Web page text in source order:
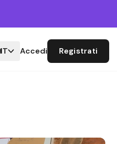
IT Accedi Registrati